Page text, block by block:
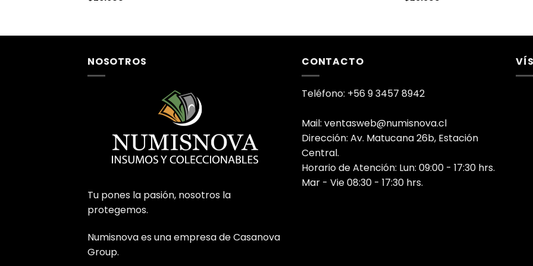
NOSOTROS
Tu pones la pasión, nosotros la
protegemos.
Numisnova es una empresa de Casanova
Group.
CONTACTO
Teléfono: +56 9 3457 8942
Mail: ventasweb@numisnova.cl
Dirección: Av. Matucana 26b, Estación
Central.
Horario de Atención: Lun: 09:00 - 17:30 hrs.
Mar - Vie 08:30 - 17:30 hrs.